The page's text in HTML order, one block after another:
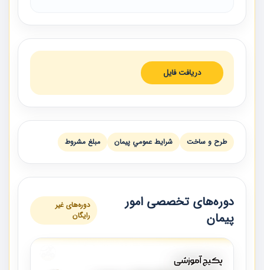
دریافت فایل
طرح و ساخت شرايط عمومي پيمان مبلغ مشروط
دوره‌های تخصصی امور
پیمان
دوره‌های غیر
رایگان